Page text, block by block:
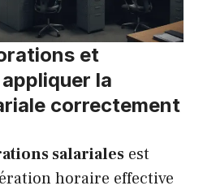
et
la
correctement
salariales est
horaire effective